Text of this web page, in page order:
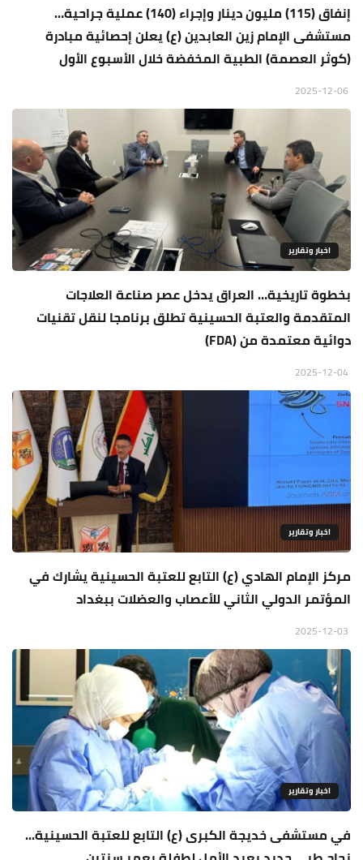
إنفاق (115) مليون دينار وإجراء (140) عملية جراحية…
مستشفى الإمام زين العابدين (ع) يعلن إحصائية مبادرة
(كوثر العصمة) الطبية المخفضة خلال الأسبوع الأول
اخبار وتقارير
بخطوة تاريخية… العراق يدخل عصر صناعة العلاجات
المتقدمة والعتبة الحسينية تطلق برنامجا لنقل تقنيات
دوائية معتمدة من (FDA)
اخبار وتقارير
مركز الإمام الهادي (ع) التابع للعتبة الحسينية يشارك في
المؤتمر الدولي الثاني للأعصاب والعضلات ببغداد
اخبار وتقارير
في مستشفى خديجة الكبرى (ع) التابع للعتبة الحسينية...